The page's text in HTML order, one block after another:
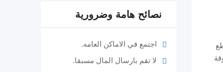
نصائح هامة وضرورية
اجتمع في الاماكن العامه.
لا تقم بارسال المال مسبقا.